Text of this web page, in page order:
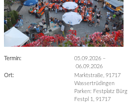
Termin: 05.09.2026 –
06.09.2026
Ort:
Marktstraße, 91717
Wassertrüdingen
Parken: Festplatz Bürg
Festpl 1, 91717